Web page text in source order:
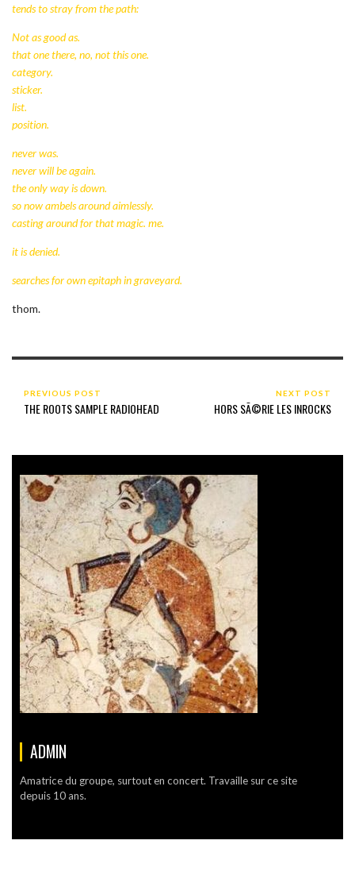
tends to stray from the path:
Not as good as.
that one there, no, not this one.
category.
sticker.
list.
position.
never was.
never will be again.
the only way is down.
so now ambels around aimlessly.
casting around for that magic. me.
it is denied.
searches for own epitaph in graveyard.
thom.
PREVIOUS POST
THE ROOTS SAMPLE RADIOHEAD
NEXT POST
HORS SÃ©RIE LES INROCKS
ADMIN
Amatrice du groupe, surtout en concert. Travaille sur ce site
depuis 10 ans.